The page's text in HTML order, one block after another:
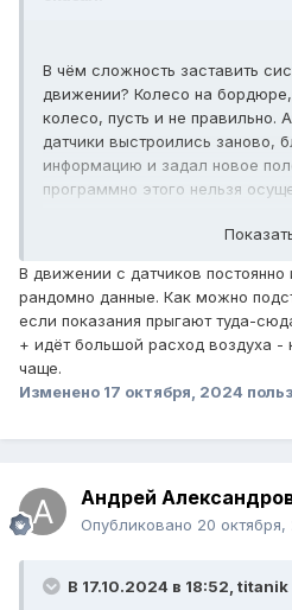
В чём сложность заставить
движении? Колесо на
колесо, пусть и не правильно.
датчики выстроились заново,
информацию и задал новое
программно этого нельзя
В движении с датчиков
рандомно данные. Как можно
если показания прыгают туда-
+ идёт большой расход воздуха -
чаще.
Изменено 17 октября, 2024
Андрей
Опубликовано 20 октября,
В 17.10.2024 в 18:52, titanik